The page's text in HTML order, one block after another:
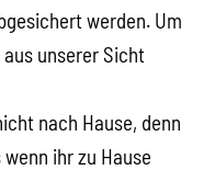
werden. Um
unserer Sicht
nach Hause, denn
ihr zu Hause